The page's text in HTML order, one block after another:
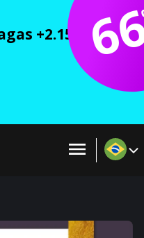
+2.150 cursos